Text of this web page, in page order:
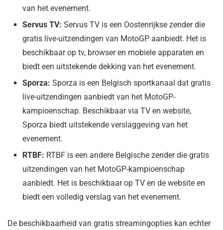
van het evenement.
Servus TV: Servus TV is een Oostenrijkse zender die
gratis live-uitzendingen van MotoGP aanbiedt. Het is
beschikbaar op tv, browser en mobiele apparaten en
biedt een uitstekende dekking van het evenement.
Sporza: Sporza is een Belgisch sportkanaal dat gratis
live-uitzendingen aanbiedt van het MotoGP-
kampioenschap. Beschikbaar via TV en website,
Sporza biedt uitstekende verslaggeving van het
evenement.
RTBF: RTBF is een andere Belgische zender die gratis
uitzendingen van het MotoGP-kampioenschap
aanbiedt. Het is beschikbaar op TV en de website en
biedt een volledig verslag van het evenement.
De beschikbaarheid van gratis streamingopties kan echter